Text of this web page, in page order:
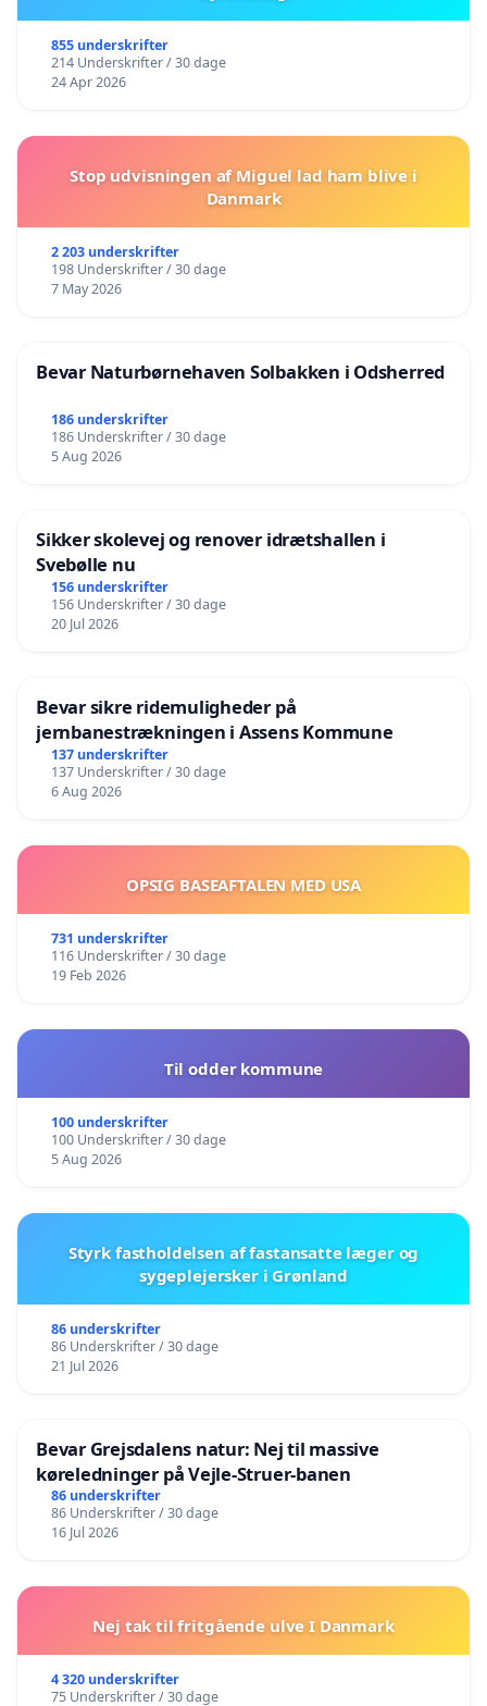
855 underskrifter
214 Underskrifter / 30 dage
24 Apr 2026
Stop udvisningen af Miguel lad ham blive i
Danmark
2 203 underskrifter
198 Underskrifter / 30 dage
7 May 2026
Bevar Naturbørnehaven Solbakken i Odsherred
186 underskrifter
186 Underskrifter / 30 dage
5 Aug 2026
Sikker skolevej og renover idrætshallen i
Svebølle nu
156 underskrifter
156 Underskrifter / 30 dage
20 Jul 2026
Bevar sikre ridemuligheder på
jernbanestrækningen i Assens Kommune
137 underskrifter
137 Underskrifter / 30 dage
6 Aug 2026
OPSIG BASEAFTALEN MED USA
731 underskrifter
116 Underskrifter / 30 dage
19 Feb 2026
Til odder kommune
100 underskrifter
100 Underskrifter / 30 dage
5 Aug 2026
Styrk fastholdelsen af fastansatte læger og
sygeplejersker i Grønland
86 underskrifter
86 Underskrifter / 30 dage
21 Jul 2026
Bevar Grejsdalens natur: Nej til massive
køreledninger på Vejle-Struer-banen
86 underskrifter
86 Underskrifter / 30 dage
16 Jul 2026
Nej tak til fritgående ulve I Danmark
4 320 underskrifter
75 Underskrifter / 30 dage